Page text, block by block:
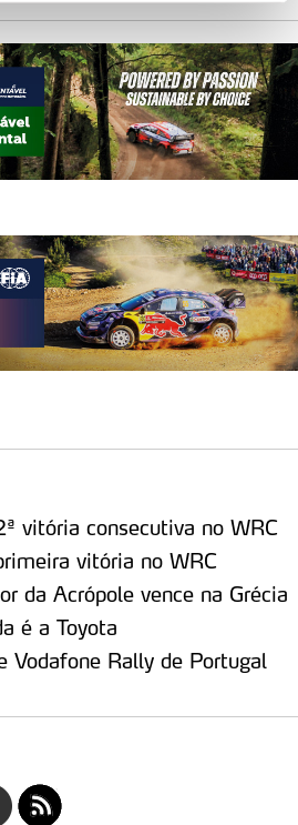
e anúncios, para lhe proporcionar
sociais, bem como para
no nosso website.
informação, relativa à sua
de publicidade e de análise, com
na UE e em países terceiros.
transferências internacionais de
apenas com o seu
tal se afigure estritamente
dos serviços a prestar.
de certo tipo de Cookies e
vitória consecutiva no WRC
vitória no WRC
da Acrópole vence na Grécia
é a Toyota
Vodafone Rally de Portugal